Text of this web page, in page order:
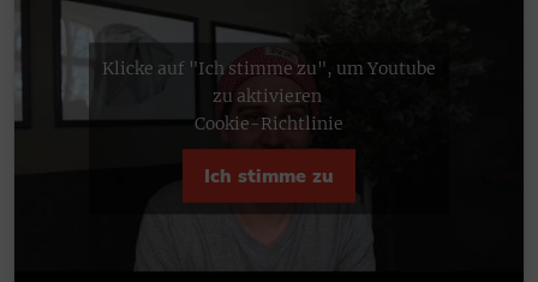
Klicke auf "Ich stimme zu", um Youtube
zu aktivieren
Cookie-Richtlinie
Ich stimme zu